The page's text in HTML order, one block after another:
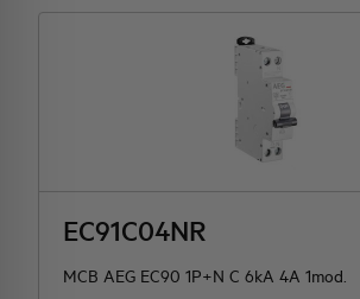
EC91C04NR
MCB AEG EC90 1P+N C 6kA 4A 1mod.